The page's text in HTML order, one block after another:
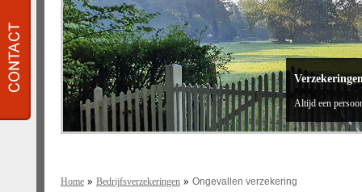
Altijd een
Home Bedrijfsverzekeringen Ongevallen verzekering